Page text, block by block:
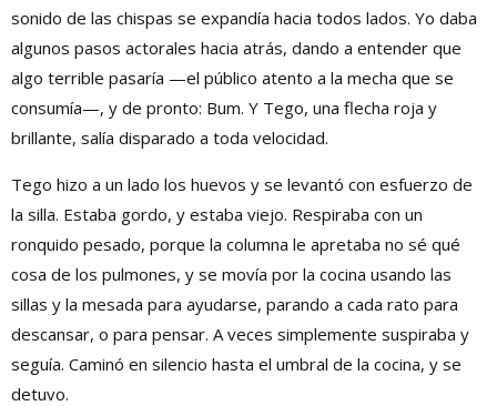
sonido de las chispas se expandía hacia todos lados. Yo daba
algunos pasos actorales hacia atrás, dando a entender que
algo terrible pasaría —el público atento a la mecha que se
consumía—, y de pronto: Bum. Y Tego, una flecha roja y
brillante, salía disparado a toda velocidad.
Tego hizo a un lado los huevos y se levantó con esfuerzo de
la silla. Estaba gordo, y estaba viejo. Respiraba con un
ronquido pesado, porque la columna le apretaba no sé qué
cosa de los pulmones, y se movía por la cocina usando las
sillas y la mesada para ayudarse, parando a cada rato para
descansar, o para pensar. A veces simplemente suspiraba y
seguía. Caminó en silencio hasta el umbral de la cocina, y se
detuvo.